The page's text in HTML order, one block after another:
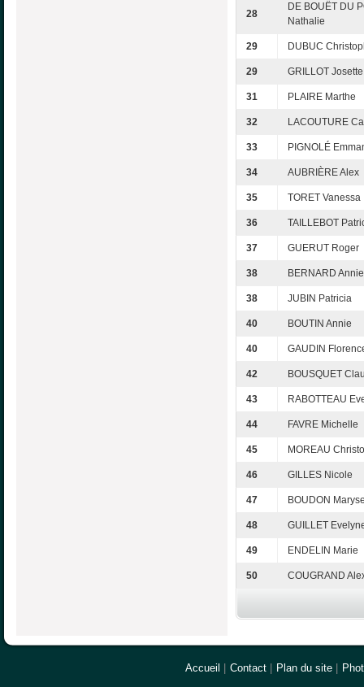
28
DE BOUËT DU
Nathalie
29 DUBUC
29 GRILLOT Josette
31 PLAIRE Marthe
32 LACOUTURE
33 PIGNOLÉ
34 AUBRIÈRE Alex
35 TORET Vanessa
36 TAILLEBOT
37 GUERUT Roger
38 BERNARD Annie
38 JUBIN Patricia
40 BOUTIN Annie
40 GAUDIN
42 BOUSQUET
43 RABOTTEAU
44 FAVRE Michelle
45 MOREAU
46 GILLES Nicole
47 BOUDON
48 GUILLET
49 ENDELIN Marie
50 COUGRAND
Accueil Contact Plan du site